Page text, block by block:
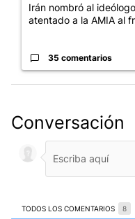
Irán nombró al
atentado a la AMIA al
35 comentarios
Conversación
TODOS LOS COMENTARIOS 8